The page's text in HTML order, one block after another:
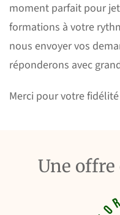
moment parfait pour
formations à votre
nous envoyer vos
réponderons avec
Merci pour votre
Une